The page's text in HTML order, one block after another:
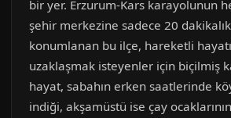
bir yer. Erzurum-Kars karayolunun
şehir merkezine sadece 20
konumlanan bu ilçe, hareketli
uzaklaşmak isteyenler için biçilmiş
hayat, sabahın erken saatlerinde
indiği, akşamüstü ise çay